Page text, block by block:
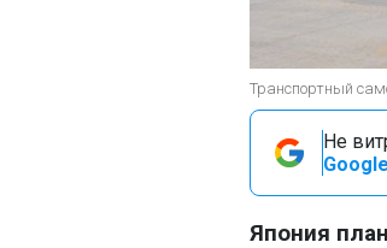
Транспортный
Не
Google
Япония